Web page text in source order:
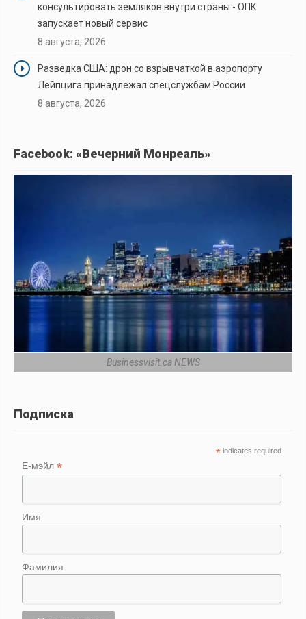
консультировать земляков внутри страны - ОПК
запускает новый сервис
8 августа, 2026
Разведка США: дрон со взрывчаткой в аэропорту
Лейпцига принадлежал спецслужбам России
8 августа, 2026
Facebook: «Вечерний Монреаль»
Businessvisit.ca NEWS
Подписка
* indicates required
Е-мэйл*
Имя
Фамилия